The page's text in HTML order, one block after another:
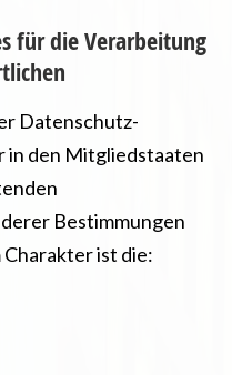
für die Verarbeitung
Datenschutz-
in den Mitgliedstaaten
Bestimmungen
ist die: